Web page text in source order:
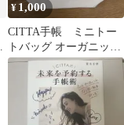
¥ 1,000
CITTA手帳 ミニトー
トバッグ オーガニック
コットン